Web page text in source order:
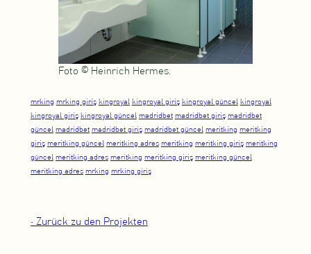
Foto © Heinrich Hermes.
mrking mrking giriş kingroyal kingroyal giriş kingroyal güncel kingroyal
kingroyal giriş kingroyal güncel madridbet madridbet giriş madridbet
güncel madridbet madridbet giriş madridbet güncel meritking meritking
giriş meritking güncel meritking adres meritking meritking giriş meritking
güncel meritking adres meritking meritking giriş meritking güncel
meritking adres mrking mrking giriş
• Zurück zu den Projekten